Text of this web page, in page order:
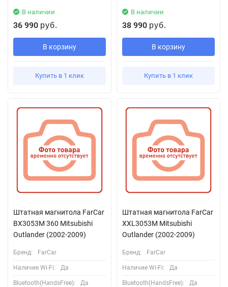
В наличии
36 990 руб.
В корзину
Купить в 1 клик
В наличии
38 990 руб.
В корзину
Купить в 1 клик
Штатная магнитола FarCar
BX3053M 360 Mitsubishi
Outlander (2002-2009)
Бренд: FarCar
Наличие Wi-Fi: Да
Bluetooth(HandsFree): Да
Штатная магнитола FarCar
XXL3053M Mitsubishi
Outlander (2002-2009)
Бренд: FarCar
Наличие Wi-Fi: Да
Bluetooth(HandsFree): Да